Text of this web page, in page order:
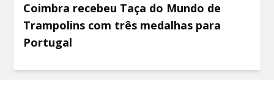
Coimbra recebeu Taça do Mundo de
Trampolins com três medalhas para
Portugal